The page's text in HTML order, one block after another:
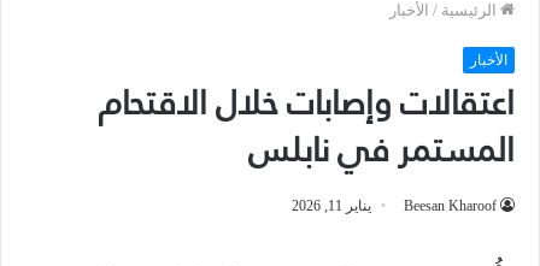
الرئيسية / الأخبار
الأخبار
اعتقالات وإصابات خلال الاقتحام
المستمر في نابلس
Beesan Kharoof يناير 11, 2026